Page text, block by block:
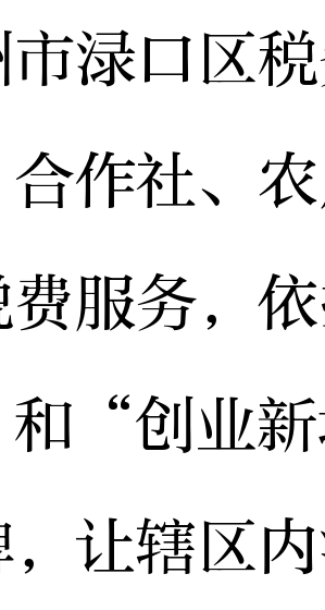
渌口区
合作社、
费服务，
“创业
，让辖区